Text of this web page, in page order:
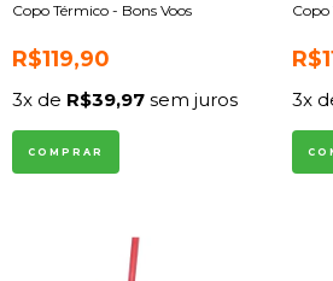
Copo Térmico - Bons Voos
R$119,90
3x de R$39,97 sem juros
COMPRAR
Copo
3x